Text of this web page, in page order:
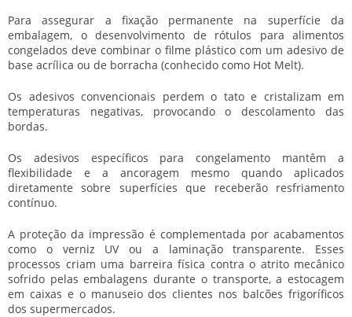
Para assegurar a fixação permanente na superfície da
embalagem, o desenvolvimento de rótulos para alimentos
congelados deve combinar o filme plástico com um adesivo de
base acrílica ou de borracha (conhecido como Hot Melt).
Os adesivos convencionais perdem o tato e cristalizam em
temperaturas negativas, provocando o descolamento das
bordas.
Os adesivos específicos para congelamento mantêm a
flexibilidade e a ancoragem mesmo quando aplicados
diretamente sobre superfícies que receberão resfriamento
contínuo.
A proteção da impressão é complementada por acabamentos
como o verniz UV ou a laminação transparente. Esses
processos criam uma barreira física contra o atrito mecânico
sofrido pelas embalagens durante o transporte, a estocagem
em caixas e o manuseio dos clientes nos balcões frigoríficos
dos supermercados.